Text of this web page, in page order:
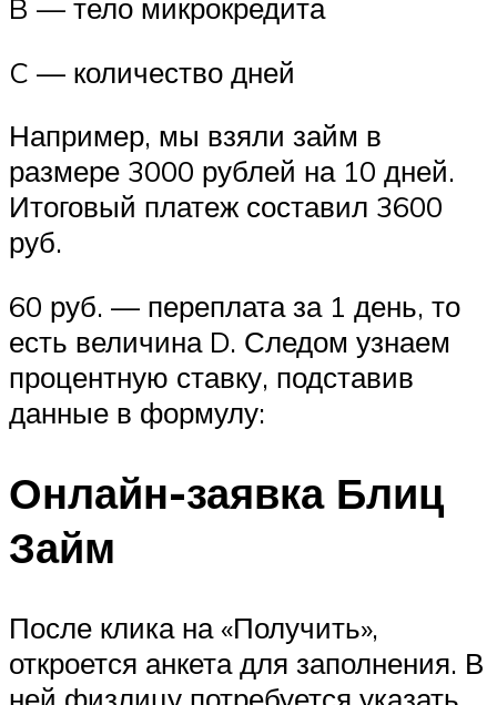
B — тело микрокредита
C — количество дней
Например, мы взяли займ в
размере 3000 рублей на 10 дней.
Итоговый платеж составил 3600
руб.
60 руб. — переплата за 1 день, то
есть величина D. Следом узнаем
процентную ставку, подставив
данные в формулу:
Онлайн-заявка Блиц
Займ
После клика на «Получить»,
откроется анкета для заполнения. В